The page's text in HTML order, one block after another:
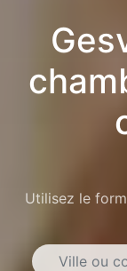
Utilisez le